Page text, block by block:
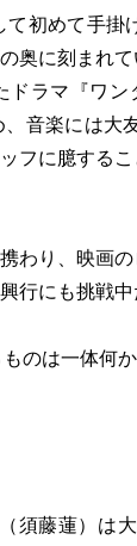
初めて手掛
奥に刻まれ
ドラマ『ワ
音楽には大
フに臆する
わり、映画
行にも挑戦中
のは一体
須藤蓮）は